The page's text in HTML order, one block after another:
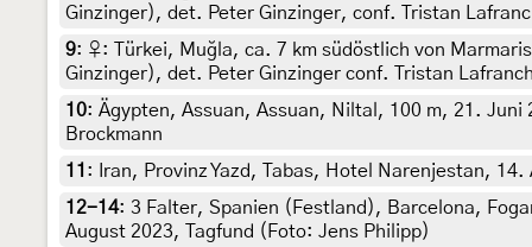
Ginzinger), det. Peter Ginzinger, conf. Tristan
9: ♀: Türkei, Muğla, ca. 7 km südöstlich von
Ginzinger), det. Peter Ginzinger conf. Tristan
10: Ägypten, Assuan, Assuan, Niltal, 100 m, 21.
Brockmann
11 :
Iran, Provinz Yazd, Tabas, Hotel Narenjestan,
12-14: 3 Falter, Spanien (Festland), Barcelona,
August 2023, Tagfund (Foto: Jens Philipp)